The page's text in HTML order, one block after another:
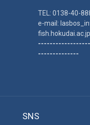
TEL: 0138-40-
e-mail:
fish.hokudai.ac.jp
--------------
SNS